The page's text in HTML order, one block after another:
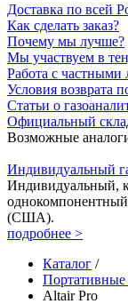
Доставка по всей
Как сделать заказ?
Почему мы лучше?
Мы участвуем в
Работа с частными
Условия возврата
Статьи о
Официальный
Возможные
Индивидуальный
Индивидуальный,
однокомпонентный
(США).
подробнее >
Каталог /
Портативные
Altair Pro